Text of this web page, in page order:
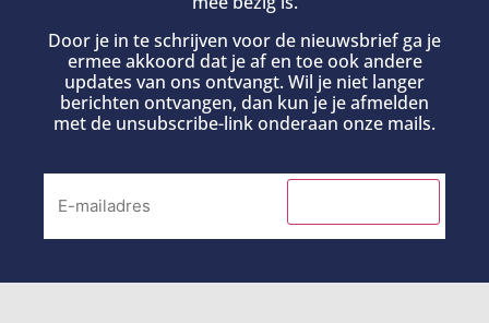
Door je in te schrijven voor de nieuwsbrief ga je
ermee akkoord dat je af en toe ook andere
updates van ons ontvangt. Wil je niet langer
berichten ontvangen, dan kun je je afmelden
met de unsubscribe-link onderaan onze mails.